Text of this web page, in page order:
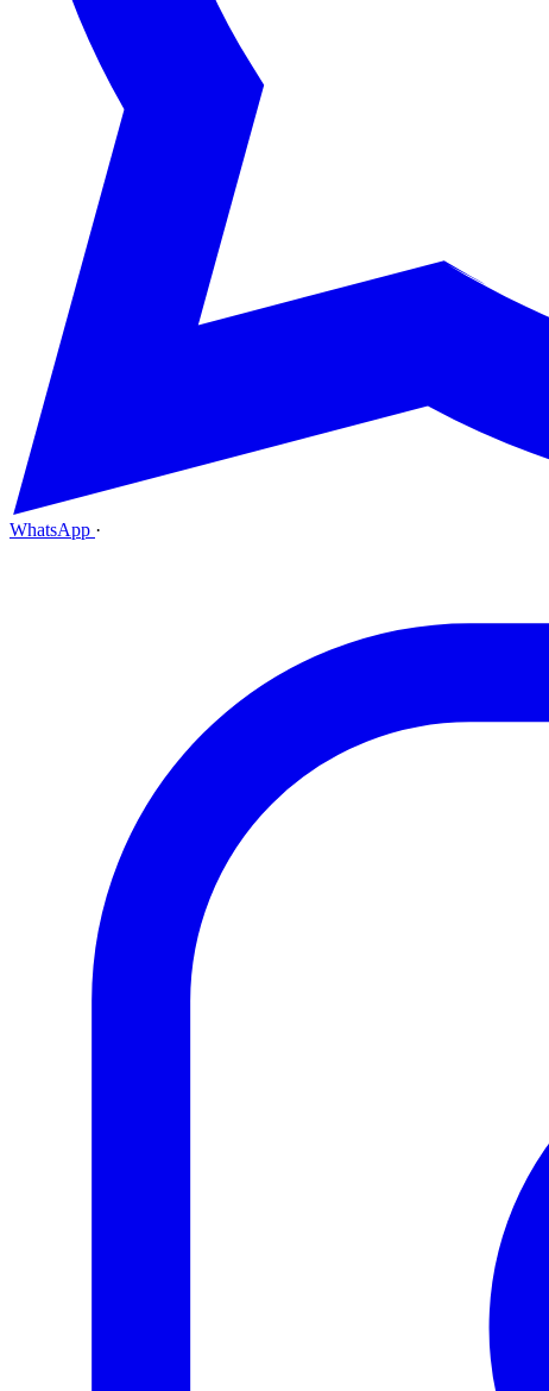
WhatsApp ·